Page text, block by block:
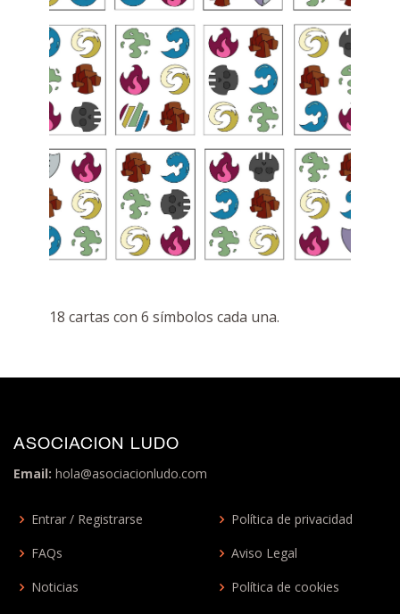
18 cartas con 6 símbolos cada una.
ASOCIACION LUDO
Email: hola@asociacionludo.com
Entrar / Registrarse
FAQs
Noticias
Política de privacidad
Aviso Legal
Política de cookies